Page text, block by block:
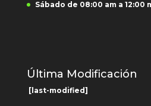
Sábado de 08:00 am a 12:00
Última Modificación
[last-modified]